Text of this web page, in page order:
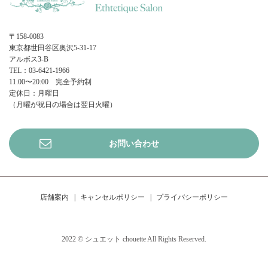
〒158-0083
東京都世田谷区奥沢5-31-17
アルボス3-B
TEL：03-6421-1966
11:00〜20:00 完全予約制
定休日：月曜日
（月曜が祝日の場合は翌日火曜）
お問い合わせ
店舗案内 キャンセルポリシー プライバシーポリシー
2022 © シュエット chouette All Rights Reserved.